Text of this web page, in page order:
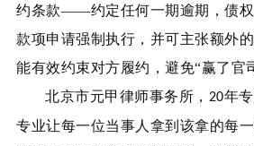
约条款——约定任何一期逾期，债权
款项申请强制执行，并可主张额外
能有效约束对方履约，避免“赢了官
北京市元甲律师事务所， 20年
专业让每一位当事人拿到该拿的每